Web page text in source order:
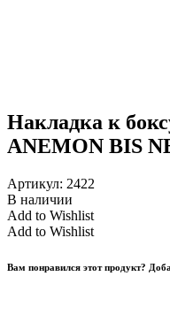
Накладка к
ANEMON BIS
Артикул: 2422
В наличии
Add to Wishlist
Add to Wishlist
Вам понравился этот продукт?